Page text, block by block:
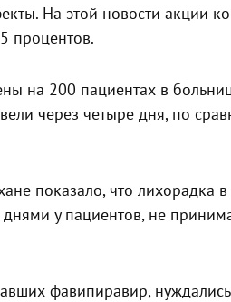
На этой новости акции
процентов.
на 200 пациентах в
через четыре дня, по
показало, что лихорадка
у пациентов, не
фавипиравир,